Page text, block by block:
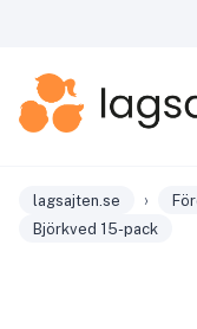
lagsajten.se ›
Björkved 15-pack